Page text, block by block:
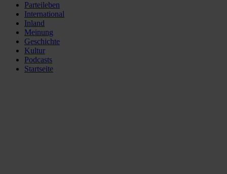
Parteileben
International
Inland
Meinung
Geschichte
Kultur
Podcasts
Startseite